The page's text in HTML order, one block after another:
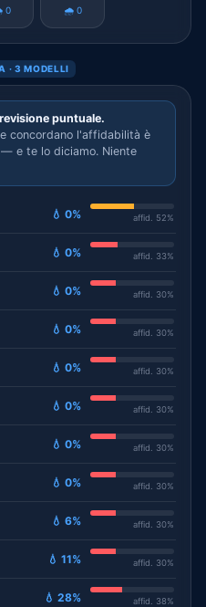
0 🌧️ 0
· 3 MODELLI
puntuale.
concordano l'affidabilità è
e te lo diciamo. Niente
💧 0% affid. 52%
💧 0% affid. 33%
💧 0% affid. 30%
💧 0% affid. 30%
💧 0% affid. 30%
💧 0% affid. 30%
💧 0% affid. 30%
💧 0% affid. 30%
💧 6% affid. 30%
💧 11% affid. 30%
💧 28% affid. 38%